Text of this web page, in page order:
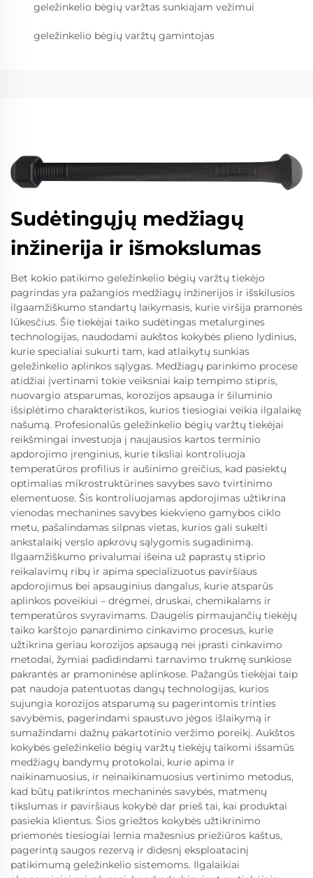
geležinkelio bėgių varžtas sunkiajam vežimui
geležinkelio bėgių varžtų gamintojas
Sudėtingųjų medžiagų
inžinerija ir išmokslumas
Bet kokio patikimo geležinkelio bėgių varžtų tiekėjo
pagrindas yra pažangios medžiagų inžinerijos ir išskilusios
ilgaamžiškumo standartų laikymasis, kurie viršija pramonės
lūkesčius. Šie tiekėjai taiko sudėtingas metalurgines
technologijas, naudodami aukštos kokybės plieno lydinius,
kurie specialiai sukurti tam, kad atlaikytų sunkias
geležinkelio aplinkos sąlygas. Medžiagų parinkimo procese
atidžiai įvertinami tokie veiksniai kaip tempimo stipris,
nuovargio atsparumas, korozijos apsauga ir šiluminio
išsiplėtimo charakteristikos, kurios tiesiogiai veikia ilgalaikę
našumą. Profesionalūs geležinkelio bėgių varžtų tiekėjai
reikšmingai investuoja į naujausios kartos terminio
apdorojimo įrenginius, kurie tiksliai kontroliuoja
temperatūros profilius ir aušinimo greičius, kad pasiektų
optimalias mikrostruktūrines savybes savo tvirtinimo
elementuose. Šis kontroliuojamas apdorojimas užtikrina
vienodas mechanines savybes kiekvieno gamybos ciklo
metu, pašalindamas silpnas vietas, kurios gali sukelti
ankstalaikį verslo apkrovų sąlygomis sugadinimą.
Ilgaamžiškumo privalumai išeina už paprastų stiprio
reikalavimų ribų ir apima specializuotus paviršiaus
apdorojimus bei apsauginius dangalus, kurie atsparūs
aplinkos poveikiui – drėgmei, druskai, chemikalams ir
temperatūros svyravimams. Daugelis pirmaujančių tiekėjų
taiko karštojo panardinimo cinkavimo procesus, kurie
užtikrina geriau korozijos apsaugą nei įprasti cinkavimo
metodai, žymiai padidindami tarnavimo trukmę sunkiose
pakrantės ar pramoninėse aplinkose. Pažangūs tiekėjai taip
pat naudoja patentuotas dangų technologijas, kurios
sujungia korozijos atsparumą su pagerintomis trinties
savybėmis, pagerindami spaustuvo jėgos išlaikymą ir
sumažindami dažnų pakartotinio veržimo poreikį. Aukštos
kokybės geležinkelio bėgių varžtų tiekėjų taikomi išsamūs
medžiagų bandymų protokolai, kurie apima ir
naikinamuosius, ir neinaikinamuosius vertinimo metodus,
kad būtų patikrintos mechaninės savybės, matmenų
tikslumas ir paviršiaus kokybė dar prieš tai, kai produktai
pasiekia klientus. Šios griežtos kokybės užtikrinimo
priemonės tiesiogiai lemia mažesnius priežiūros kaštus,
pagerintą saugos rezervą ir didesnį eksploatacinį
patikimumą geležinkelio sistemoms. Ilgalaikiai